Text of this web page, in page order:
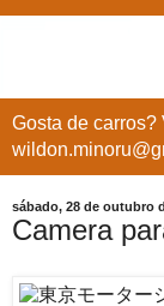
Gosta de carros?
sábado, 28 de outubro
Camera